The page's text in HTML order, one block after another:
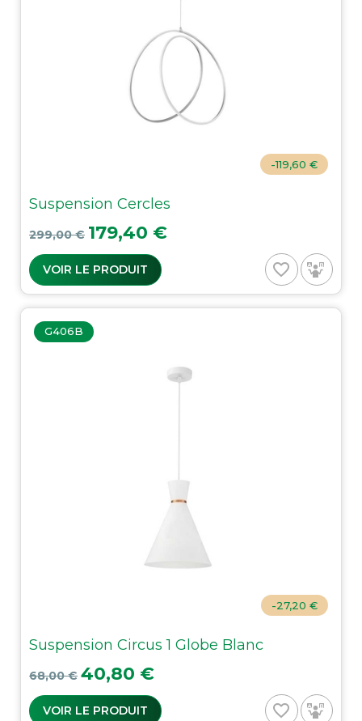
-119,60 €
Suspension Cercles
Prix de base
299,00 € Prix
179,40 €
VOIR LE PRODUIT favorite_border
G406B
-27,20 €
Suspension Circus 1 Globe Blanc
Prix de base
68,00 € Prix
40,80 €
VOIR LE PRODUIT favorite_border